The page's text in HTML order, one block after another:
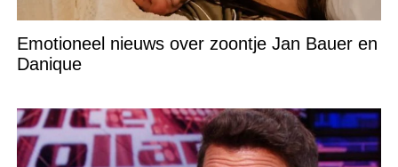
Emotioneel nieuws over zoontje Jan Bauer en
Danique